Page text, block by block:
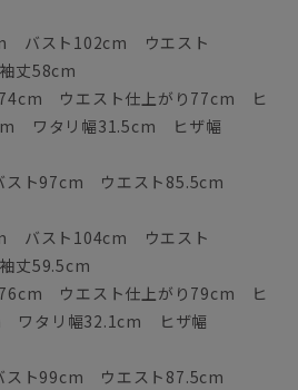
バスト102cm ウエスト
丈58cm
74cm ウエスト仕上がり77cm ヒ
ワタリ幅31.5cm ヒザ幅
スト97cm ウエスト85.5cm
バスト104cm ウエスト
丈59.5cm
76cm ウエスト仕上がり79cm ヒ
ワタリ幅32.1cm ヒザ幅
スト99cm ウエスト87.5cm